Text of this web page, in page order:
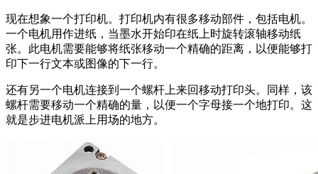
现在想象一个打印机。打印机内有很多移动部件，包括电机。
一个电机用作进纸，当墨水开始印在纸上时旋转滚轴移动纸
张。此电机需要能够将纸张移动一个精确的距离，以便能够打
印下一行文本或图像的下一行。
还有另一个电机连接到一个螺杆上来回移动打印头。同样，该
螺杆需要移动一个精确的量，以便一个字母接一个地打印。这
就是步进电机派上用场的地方。